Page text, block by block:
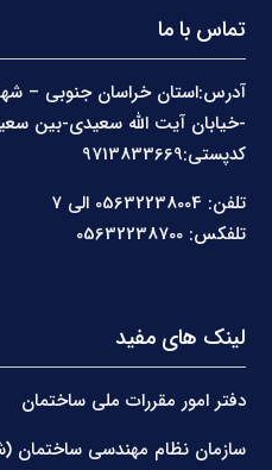
تماس با ما
آدرس:استان خراسان جنوبی –
کدپستی:9713833669
تلفن: 05632238004 الی 7
تلفکس: 05632238700
لینک های مفید
دفتر امور مقررات ملی ساختمان
سازمان نظام مهندسی ساختمان